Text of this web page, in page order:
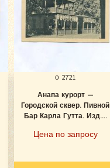
о 2721
Анапа курорт —
Городской сквер. Пивной
Бар Карла Гутта. Изд....
Цена по запросу